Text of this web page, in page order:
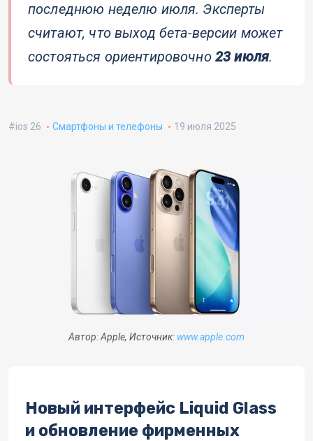
последнюю неделю июля. Эксперты
считают, что выход бета-версии может
состояться ориентировочно 23 июля.
ios 26 Смартфоны и телефоны 19 июля 2025
Автор: Apple, Источник: www.apple.com
Новый интерфейс Liquid Glass
и обновление фирменных